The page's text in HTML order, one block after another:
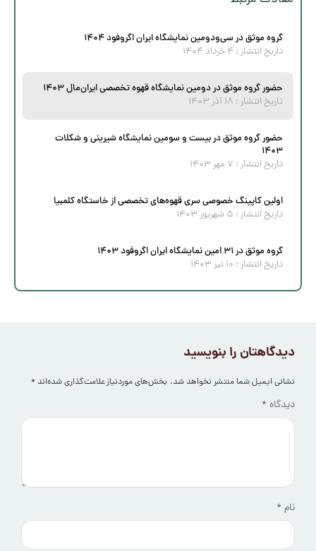
گروه موثق در سی‌و‌دومین نمایشگاه ایران اگروفود ۱۴۰۴
تاریخ انتشار : ۴ خرداد ۱۴۰۴
حضور گروه موثق در دومین نمایشگاه قهوه تخصصی ایران‌مال ۱۴۰۳
تاریخ انتشار : ۱۸ آذر ۱۴۰۳
حضور گروه موثق در بیست و سومین نمایشگاه شیرینی و شکلات
۱۴۰۳
تاریخ انتشار : ۷ مهر ۱۴۰۳
اولین کاپینگ خصوصی سری قهوه‌های تخصصی از خاستگاه کلمبیا
تاریخ انتشار : ۵ شهریور ۱۴۰۳
گروه موثق در ۳۱‌ امین نمایشگاه ایران اگروفود ۱۴۰۳
تاریخ انتشار : ۱۰ تیر ۱۴۰۳
دیدگاهتان را بنویسید
نشانی ایمیل شما منتشر نخواهد شد. بخش‌های موردنیاز علامت‌گذاری شده‌اند*
دیدگاه *
نام *